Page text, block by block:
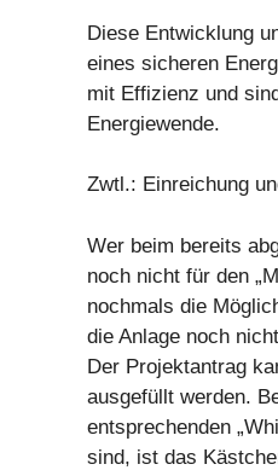
Diese Entwicklung
eines sicheren
mit Effizienz und
Energiewende.
Zwtl.: Einreichung
Wer beim bereits
noch nicht für den
nochmals die
die Anlage noch
Der Projektantrag
ausgefüllt werden.
entsprechenden
sind, ist das